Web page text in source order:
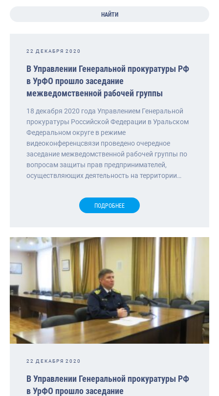
НАЙТИ
22 ДЕКАБРЯ 2020
В Управлении Генеральной прокуратуры РФ
в УрФО прошло заседание
межведомственной рабочей группы
18 декабря 2020 года Управлением Генеральной
прокуратуры Российской Федерации в Уральском
Федеральном округе в режиме
видеоконференцсвязи проведено очередное
заседание межведомственной рабочей группы по
вопросам защиты прав предпринимателей,
осуществляющих деятельность на территории…
ПОДРОБНЕЕ
22 ДЕКАБРЯ 2020
В Управлении Генеральной прокуратуры РФ
в УрФО прошло заседание